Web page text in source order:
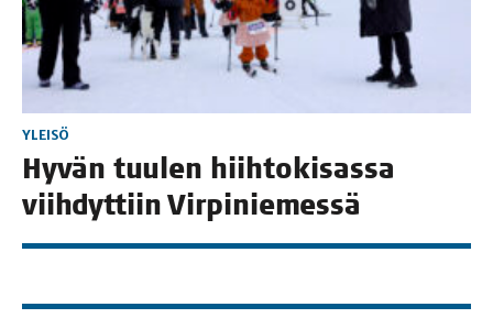
YLEISÖ
Hyvän tuu­len hiih­to­ki­sas­sa
viih­dyt­tiin Virpiniemessä